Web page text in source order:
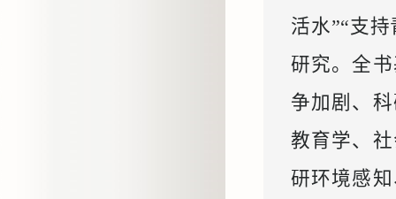
活水”“支
研究。全
争加剧、
教育学、
研环境感